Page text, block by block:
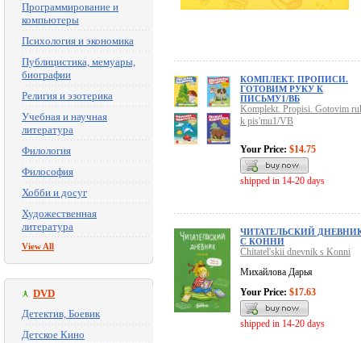
Программирование и
компьютеры
Психология и экономика
Публицистика, мемуары,
биографии
Религия и эзотерика
Учебная и научная
литература
Филология
Философия
Хобби и досуг
Художественная
литература
View All
DVD
Детектив, Боевик
Детское Кино
КОМПЛЕКТ. ПРОПИСИ.
ГОТОВИМ РУКУ К
ПИСЬМУ1/ВБ
Komplekt. Propisi. Gotovim
k pis'mu1/VB
Your Price: $14.75
shipped in 14-20 days
ЧИТАТЕЛЬСКИЙ
С КОННИ
Chitatel'skii dnevnik s Konni
Михайлова Дарья
Your Price: $17.63
shipped in 14-20 days